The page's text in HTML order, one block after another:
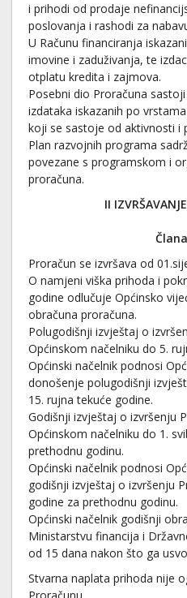
i prihodi od prodaje
poslovanja i rashodi za
U Računu financiranja
imovine i zaduživanja, te
otplatu kredita i zajmova.
Posebni dio Proračuna
izdataka iskazanih po
koji se sastoje od aktivnosti i
Plan razvojnih programa
povezane s programskom i
proračuna.
II
Proračun se izvršava od
O namjeni viška prihoda i
godine odlučuje Općinsko
obračuna proračuna.
Polugodišnji izvještaj o
Općinskom načelniku do 5.
Općinski načelnik podnosi
donošenje polugodišnji
15. rujna tekuće godine.
Godišnji izvještaj o izvršenju
Općinskom načelniku do 1.
prethodnu godinu.
Općinski načelnik podnosi
godišnji izvještaj o izvršenju
godine za prethodnu godinu.
Općinski načelnik godišnji
Ministarstvu financija i
od 15 dana nakon što ga
Stvarna naplata prihoda nije